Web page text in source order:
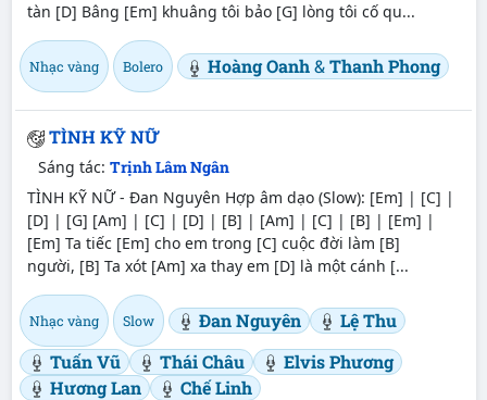
tàn [D] Bâng [Em] khuâng tôi bảo [G] lòng tôi cố qu...
Nhạc vàng Bolero Hoàng Oanh&Thanh Phong
TÌNH KỸ NỮ
Sáng tác: Trịnh Lâm Ngân
TÌNH KỸ NỮ - Đan Nguyên Hợp âm dạo (Slow): [Em] | [C] |
[D] | [G] [Am] | [C] | [D] | [B] | [Am] | [C] | [B] | [Em] |
[Em] Ta tiếc [Em] cho em trong [C] cuộc đời làm [B]
người, [B] Ta xót [Am] xa thay em [D] là một cánh [...
Nhạc vàng Slow Đan Nguyên
Lệ Thu
Tuấn Vũ
Thái Châu
Elvis Phương
Hương Lan
Chế Linh